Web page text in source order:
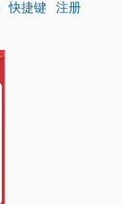
快捷键
注册